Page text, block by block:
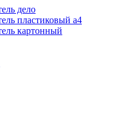
дело
пластиковый а4
картонный